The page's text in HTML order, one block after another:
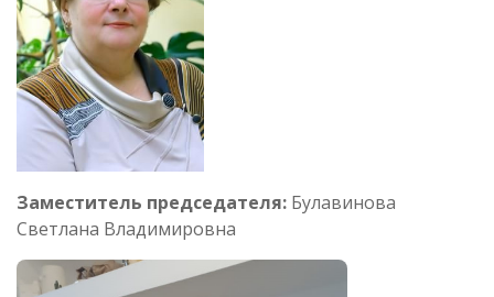
Заместитель председателя: Булавинова
Светлана Владимировна